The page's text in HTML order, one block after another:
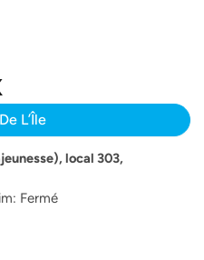
L’Île
local 303,
Fermé